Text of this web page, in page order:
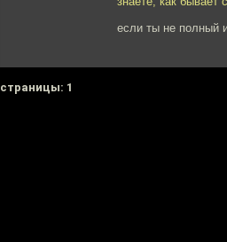
если ты не полный
cтраницы: 1